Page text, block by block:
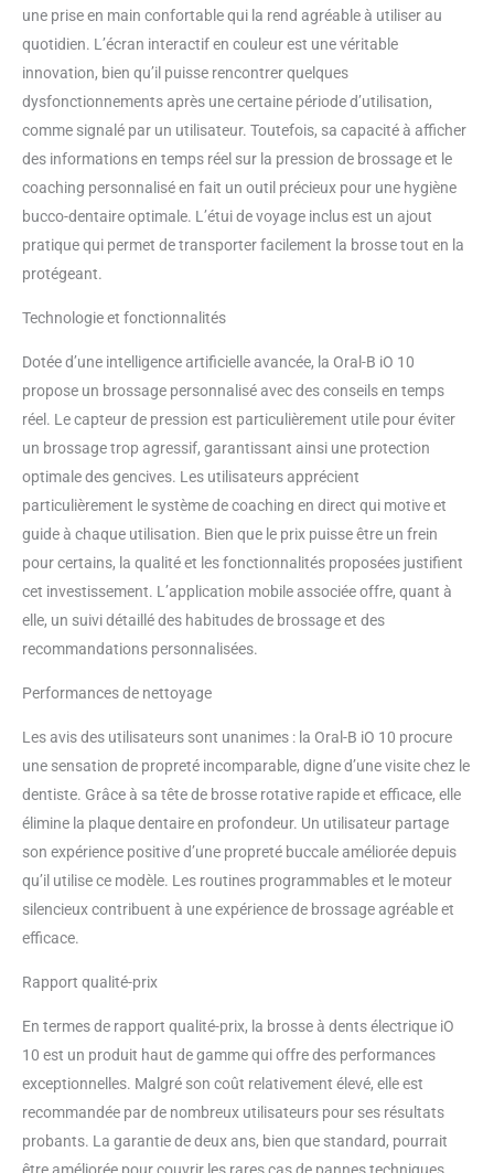
vous guide intuitivement en
temps réel pour un nettoyage
3D des dents grâce à
l'intelligence artificielle surveille le
brossage des surfaces avant,
supérieures et arrière des dents
en vous guidant vers un
nettoyage complet Écran
interactif en couleur signale des
informations importantes, y
remplacement de la tête, vous
vous souriez lorsque vous faites
un bon travail 7 modes de
votre brossage : nettoyage
quotidien, dents sensibles,
protection des gencives,
nettoyage en profondeur,
nettalingue Capteur de pression
intelligent vous avertit avec un
voyant rouge, blanc ou vert si
vous vous brossez trop fort, trop
pression Passez à une brosse à
des 30 jours ? Satisfait ou
az-oralb.it
une prise en main confortable qui la rend agréable à utiliser au
quotidien. L’écran interactif en couleur est une véritable
innovation, bien qu’il puisse rencontrer quelques
dysfonctionnements après une certaine période d’utilisation,
comme signalé par un utilisateur. Toutefois, sa capacité à afficher
des informations en temps réel sur la pression de brossage et le
coaching personnalisé en fait un outil précieux pour une hygiène
bucco-dentaire optimale. L’étui de voyage inclus est un ajout
pratique qui permet de transporter facilement la brosse tout en la
protégeant.
Technologie et fonctionnalités
Dotée d’une intelligence artificielle avancée, la Oral-B iO 10
propose un brossage personnalisé avec des conseils en temps
réel. Le capteur de pression est particulièrement utile pour éviter
un brossage trop agressif, garantissant ainsi une protection
optimale des gencives. Les utilisateurs apprécient
particulièrement le système de coaching en direct qui motive et
guide à chaque utilisation. Bien que le prix puisse être un frein
pour certains, la qualité et les fonctionnalités proposées justifient
cet investissement. L’application mobile associée offre, quant à
elle, un suivi détaillé des habitudes de brossage et des
recommandations personnalisées.
Performances de nettoyage
Les avis des utilisateurs sont unanimes : la Oral-B iO 10 procure
une sensation de propreté incomparable, digne d’une visite chez le
dentiste. Grâce à sa tête de brosse rotative rapide et efficace, elle
élimine la plaque dentaire en profondeur. Un utilisateur partage
son expérience positive d’une propreté buccale améliorée depuis
qu’il utilise ce modèle. Les routines programmables et le moteur
silencieux contribuent à une expérience de brossage agréable et
efficace.
Rapport qualité-prix
En termes de rapport qualité-prix, la brosse à dents électrique iO
10 est un produit haut de gamme qui offre des performances
exceptionnelles. Malgré son coût relativement élevé, elle est
recommandée par de nombreux utilisateurs pour ses résultats
probants. La garantie de deux ans, bien que standard, pourrait
être améliorée pour couvrir les rares cas de pannes techniques